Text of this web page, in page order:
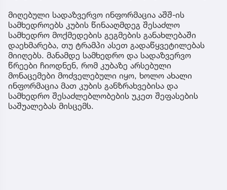
მიღებული სადაზვერვო ინფორმაცია აშშ-ის
სამხედროებს კუბის წინააღმდეგ შესაძლო
სამხედრო მოქმედების გეგმების განახლებაში
დაეხმარება, თუ ტრამპი ასეთ გადაწყვეტილებას
მიიღებს. მანამდე სამხედრო და სადაზვერვო
წრეები ჩიოდნენ, რომ კუბაზე არსებული
მონაცემები მოძველებული იყო, ხოლო ახალი
ინფორმაცია მათ კუბის განზრახვებისა და
სამხედრო შესაძლებლობების უკეთ შეფასების
საშუალებას მისცემს.